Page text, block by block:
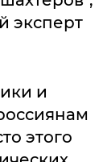
эксперт
и
этого